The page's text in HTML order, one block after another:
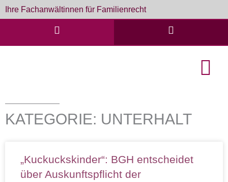
Zum
Inhalt
Ihre Fachanwältinnen für Familienrecht
KATEGORIE: UNTERHALT
„Kuckuckskinder“: BGH entscheidet
über Auskunftspflicht der